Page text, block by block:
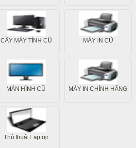
CÂY MÁY TÍNH CŨ MÁY IN CŨ
MÀN HÌNH CŨ MÁY IN CHÍNH HÃNG
Thủ thuật Laptop